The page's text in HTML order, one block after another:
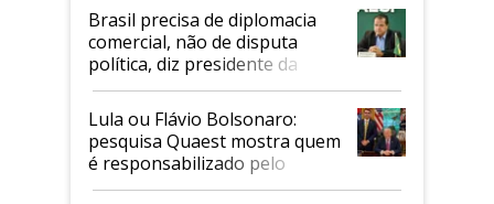
Brasil precisa de diplomacia
comercial, não de disputa
política, diz presidente da
Faesp
Lula ou Flávio Bolsonaro:
pesquisa Quaest mostra quem
é responsabilizado pelo
tarifaço dos EUA